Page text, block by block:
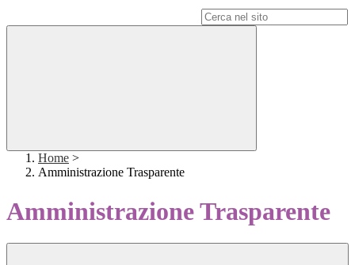
Home >
Amministrazione Trasparente
Amministrazione Trasparente